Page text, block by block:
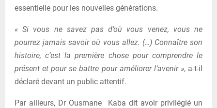
essentielle pour les nouvelles générations.
« Si vous ne savez pas d’où vous venez, vous ne
pourrez jamais savoir où vous allez. (…) Connaître son
histoire, c’est la première chose pour comprendre le
présent et pour se battre pour améliorer l’avenir », a-t-il
déclaré devant un public attentif.
Par ailleurs, Dr Ousmane Kaba dit avoir privilégié un